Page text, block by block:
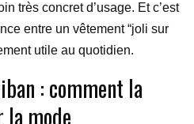
très concret d’usage. Et c’est
entre un vêtement “joli sur
utile au quotidien.
: comment la
mode